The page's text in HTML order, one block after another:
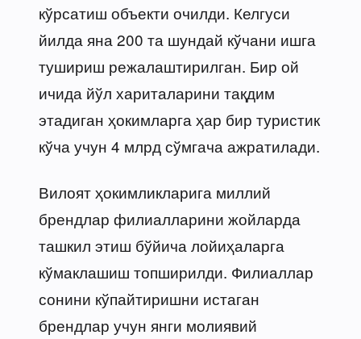
кўрсатиш объекти очилди. Келгуси
йилда яна 200 та шундай кўчани ишга
тушириш режалаштирилган. Бир ой
ичида йўл хариталарини тақдим
этадиган ҳокимларга ҳар бир туристик
кўча учун 4 млрд сўмгача ажратилади.
Вилоят ҳокимликларига миллий
брендлар филиалларини жойларда
ташкил этиш бўйича лойиҳаларга
кўмаклашиш топширилди. Филиаллар
сонини кўпайтиришни истаган
брендлар учун янги молиявий